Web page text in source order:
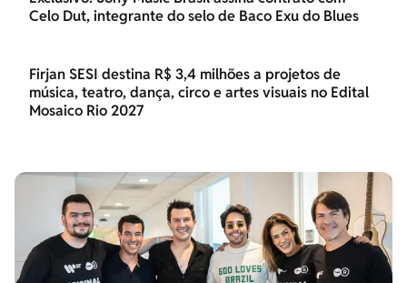
Celo Dut, integrante do selo de Baco Exu do Blues
Firjan SESI destina R$ 3,4 milhões a projetos de
música, teatro, dança, circo e artes visuais no Edital
Mosaico Rio 2027